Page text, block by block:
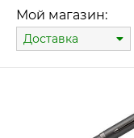
Мой магазин:
Доставка